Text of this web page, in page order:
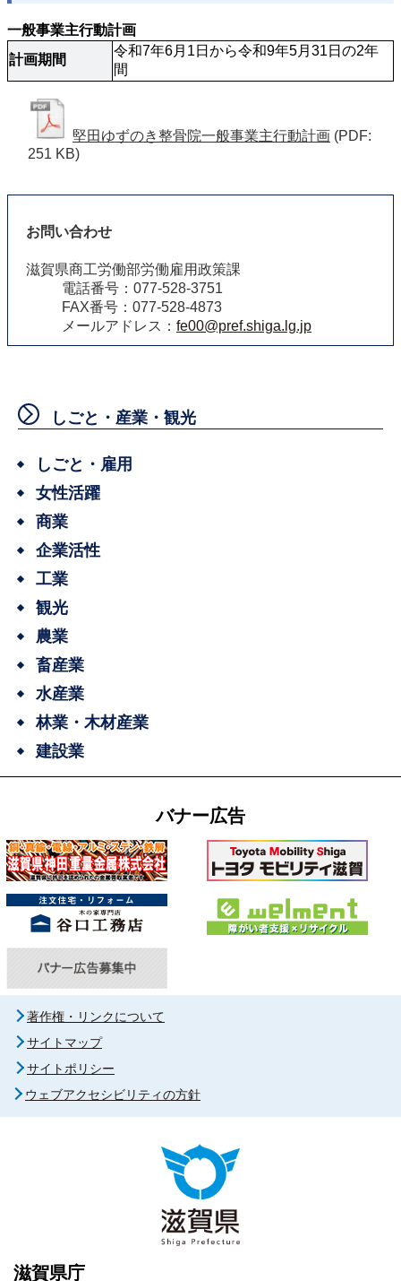
一般事業主行動計画
計画期間
令和7年6月1日から令和9年5月31日の2年
間
堅田ゆずのき整骨院一般事業主行動計画 (PDF:
251 KB)
お問い合わせ
滋賀県商工労働部労働雇用政策課
電話番号：077-528-3751
FAX番号：077-528-4873
メールアドレス： fe00@pref.shiga.lg.jp
しごと・産業・観光
しごと・雇用
女性活躍
商業
企業活性
工業
観光
農業
畜産業
水産業
林業・木材産業
建設業
バナー広告
著作権・リンクについて
サイトマップ
サイトポリシー
ウェブアクセシビリティの方針
滋賀県庁